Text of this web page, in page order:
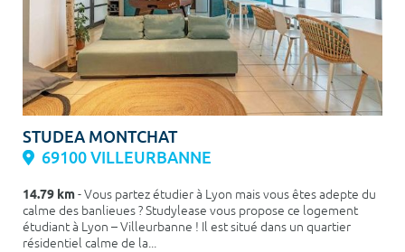
STUDEA MONTCHAT
69100 VILLEURBANNE
14.79 km- Vous partez étudier à Lyon mais vous êtes adepte du
calme des banlieues ? Studylease vous propose ce logement
étudiant à Lyon – Villeurbanne ! Il est situé dans un quartier
résidentiel calme de la...